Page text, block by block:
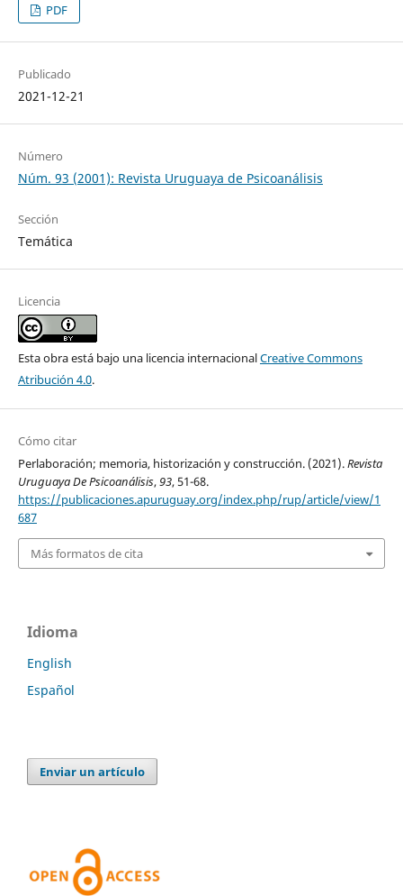
PDF
Publicado
2021-12-21
Número
Núm. 93 (2001): Revista Uruguaya de Psicoanálisis
Sección
Temática
Licencia
Esta obra está bajo una licencia internacionalCreative Commons
Atribución 4.0.
Cómo citar
Perlaboración; memoria, historización y construcción. (2021).Revista
Uruguaya De Psicoanálisis,93, 51-68.
https://publicaciones.apuruguay.org/index.php/rup/article/view/1
687
Más formatos de cita
Idioma
English
Español
Enviar un artículo